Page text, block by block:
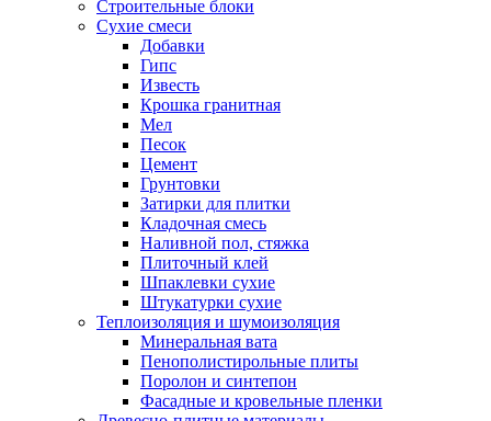
Строительные блоки
Сухие смеси
Добавки
Гипс
Известь
Крошка гранитная
Мел
Песок
Цемент
Грунтовки
Затирки для плитки
Кладочная смесь
Наливной пол, стяжка
Плиточный клей
Шпаклевки сухие
Штукатурки сухие
Теплоизоляция и шумоизоляция
Минеральная вата
Пенополистирольные плиты
Поролон и синтепон
Фасадные и кровельные пленки